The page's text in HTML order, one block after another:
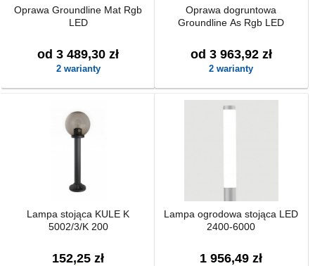
Oprawa Groundline Mat Rgb
LED
od 3 489,30 zł
2 warianty
Oprawa dogruntowa
Groundline As Rgb LED
od 3 963,92 zł
2 warianty
Lampa stojąca KULE K
5002/3/K 200
152,25 zł
Lampa ogrodowa stojąca LED
2400-6000
1 956,49 zł